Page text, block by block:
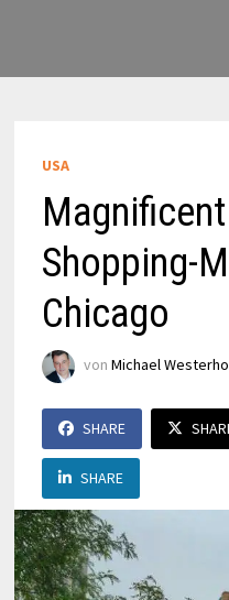
USA
Shopping-
Chicago
von Michael
SHARE
SHARE